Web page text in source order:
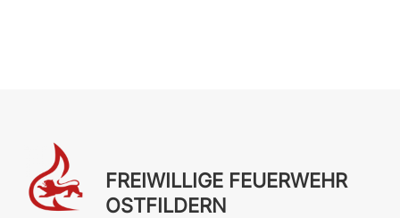
FREIWILLIGE FEUERWEHR
OSTFILDERN